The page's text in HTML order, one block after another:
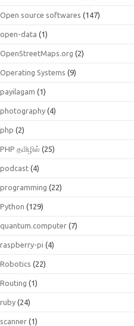
Open source softwares (147)
open-data (1)
OpenStreetMaps.org (2)
Operating Systems (9)
payilagam (1)
photography (4)
php (2)
PHP தமிழில் (25)
podcast (4)
programming (22)
Python (129)
quantum.computer (7)
raspberry-pi (4)
Robotics (22)
Routing (1)
ruby (24)
scanner (1)